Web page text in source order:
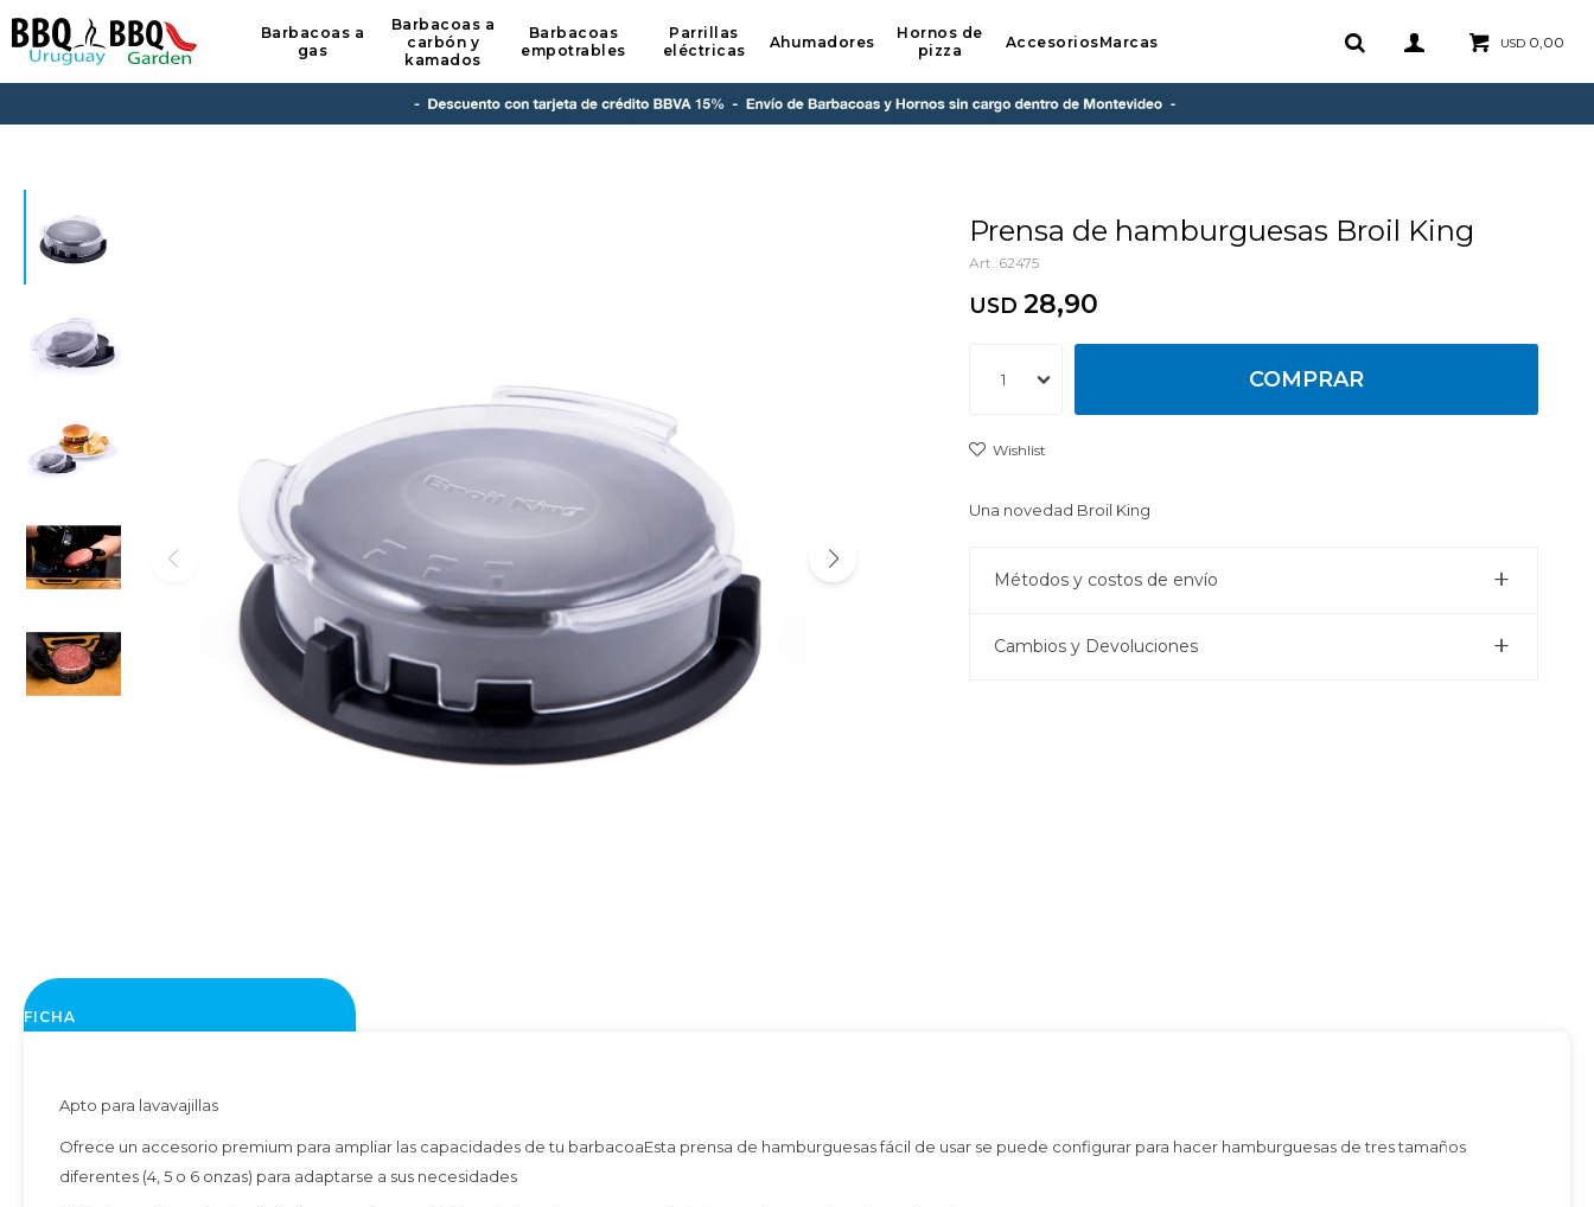
Barbacoas a
gas
Barbacoas a
carbón y
kamados
Barbacoas
empotrables
Parrillas
eléctricas
Ahumadores
Hornos de
pizza
AccesoriosMarcas USD 0,00
Prensa de hamburguesas Broil King
62475
USD 28,90
1 COMPRAR
Una novedad Broil King
Métodos y costos de envío
Cambios y Devoluciones
FICHA
Apto para lavavajillas
Ofrece un accesorio premium para ampliar las capacidades de tu barbacoaEsta prensa de hamburguesas fácil de usar se puede configurar para hacer hamburguesas de tres tamaños
diferentes (4, 5 o 6 onzas) para adaptarse a sus necesidades